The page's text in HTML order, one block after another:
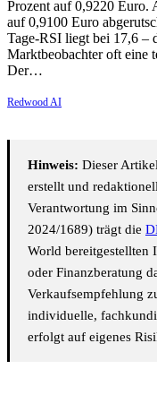
Prozent auf 0,9220 Euro.
auf 0,9100 Euro
Tage-RSI liegt bei 17,6 –
Marktbeobachter oft eine
Der…
Redwood AI
Hinweis: Dieser
erstellt und
Verantwortung im
2024/1689) trägt die
World bereitgestellten
oder Finanzberatung
Verkaufsempfehlung
individuelle,
erfolgt auf eigenes